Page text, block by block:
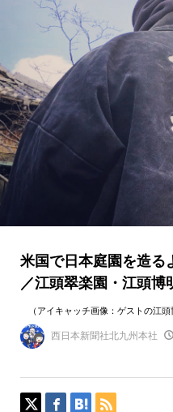
米国で日本庭園を造る
／江頭翠楽園・江頭博
（アイキャッチ画像：ゲストの江頭
西日本新聞社北九州本社